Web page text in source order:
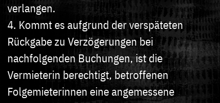
verlangen.
4. Kommt es aufgrund der verspäteten
Rückgabe zu Verzögerungen bei
nachfolgenden Buchungen, ist die
Vermieterin berechtigt, betroffenen
Folgemieterinnen eine angemessene